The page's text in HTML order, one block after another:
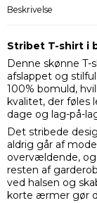
Beskrivelse
Stribet T-shirt i
Denne skønne T-
afslappet og
100% bomuld,
kvalitet, der føles
dage og lag-på-
Det stribede
aldrig går af
overvældende,
resten af
ved halsen og
korte ærmer gør